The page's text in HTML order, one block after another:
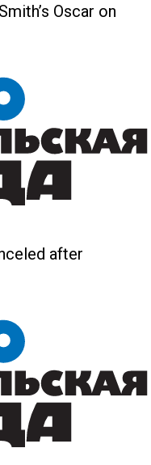
Oscar on
after